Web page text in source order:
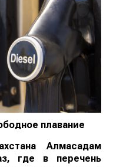
плавание
Алмасадам
где в перечень